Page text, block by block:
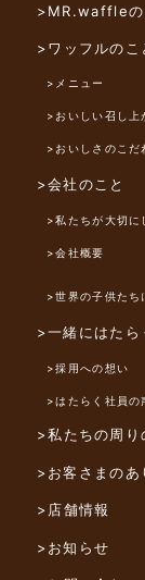
>MR.waffleの
>ワッフルのこ
>メニュー
>おいしい召し上
>おいしさのこだ
>会社のこと
>私たちが大切に
>会社概要
>世界の子供たち
>一緒にはたら
>採用への想い
>はたらく社員の
>私たちの周
>お客さまのあ
>店舗情報
>お知らせ